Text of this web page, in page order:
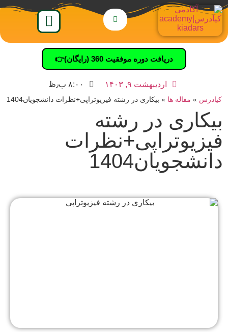
دریافت دوره موفقیت 360 (رایگان)👉
اردیبهشت ۹, ۱۴۰۳ ۸:۰۰ ب٫ظ
کیادرس » مقاله ها » بیکاری در رشته فیزیوتراپی+نظرات دانشجویان1404
بیکاری در رشته
فیزیوتراپی+نظرات
دانشجویان1404